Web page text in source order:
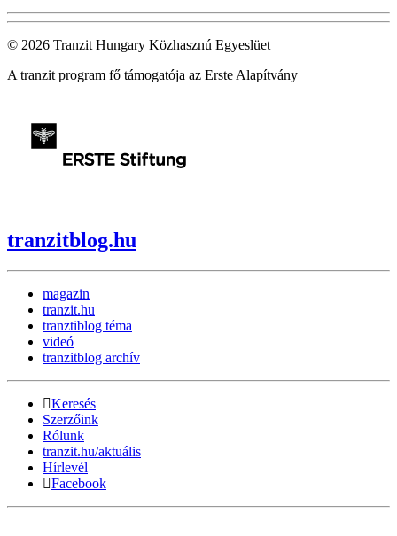
© 2026 Tranzit Hungary Közhasznú Egyeslüet
A tranzit program fő támogatója az Erste Alapítvány
tranzitblog.hu
magazin
tranzit.hu
tranztiblog téma
videó
tranzitblog archív
Keresés
Szerzőink
Rólunk
tranzit.hu/aktuális
Hírlevél
Facebook